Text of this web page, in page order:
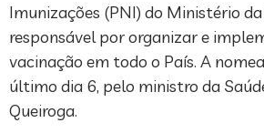
Imunizações (PNI) do Ministério da
responsável por organizar e
vacinação em todo o País. A
último dia 6, pelo ministro da
Queiroga.